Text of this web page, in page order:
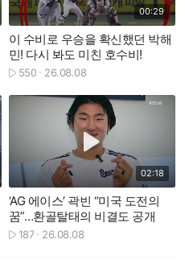
00:29
이 수비로 우승을 확신했던 박해
민! 다시 봐도 미친 호수비!
550 26.08.08
02:18
‘AG 에이스’ 곽빈 “미국 도전의
꿈”…환골탈태의 비결도 공개
187 26.08.08